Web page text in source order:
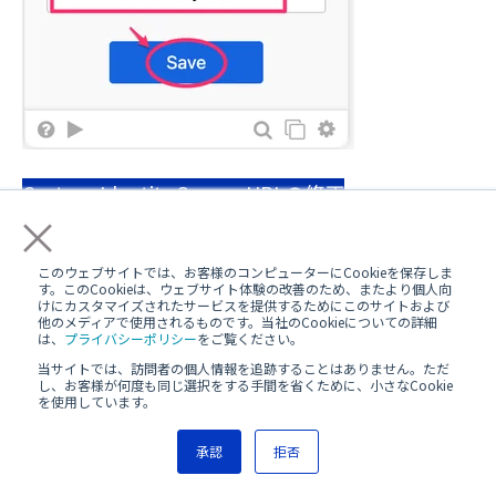
×
このウェブサイトでは、お客様のコンピューターにCookieを保存しま
す。このCookieは、ウェブサイト体験の改善のため、またより個人向
けにカスタマイズされたサービスを提供するためにこのサイトおよび
他のメディアで使用されるものです。当社のCookieについての詳細
は、 プライバシーポリシーをご覧ください。
当サイトでは、訪問者の個人情報を追跡することはありません。ただ
し、お客様が何度も同じ選択をする手間を省くために、小さなCookie
を使用しています。
承認 拒否
Custom Identity Source URLの修正
前項でインポートしたフローのうち、以下3つのフ
ローにはSmartHRのAPI Endpointが記載されたA
PI Connectorカードが配置されていますので、お
使いのOktaテナントで準備したSmartHR向けの
PI Connectorを指定して カードを更新してくださ
い。
SmartHRのAPIではAuthorizationヘッダーにBearer
トークンを指定することで認証が可能です。Okta Wo